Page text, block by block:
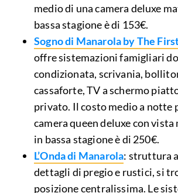
medio di una camera deluxe
bassa stagione è di 153€.
Sogno di Manarola by The
offre sistemazioni famigliari
condizionata, scrivania,
cassaforte, TV a schermo
privato. Il costo medio a notte
camera queen deluxe con
in bassa stagione è di 250€.
L’Onda di Manarola: struttura
dettagli di pregio e rustici, si
posizione centralissima. Le